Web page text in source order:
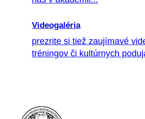
Videogaléria
prezrite si tiež zaujímavé
tréningov či kultúrnych